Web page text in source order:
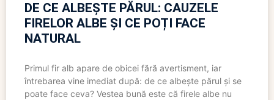
DE CE ALBEȘTE PĂRUL: CAUZELE
FIRELOR ALBE ȘI CE POȚI FACE
NATURAL
Primul fir alb apare de obicei fără avertisment, iar
întrebarea vine imediat după: de ce albește părul și se
poate face ceva? Vestea bună este că firele albe nu